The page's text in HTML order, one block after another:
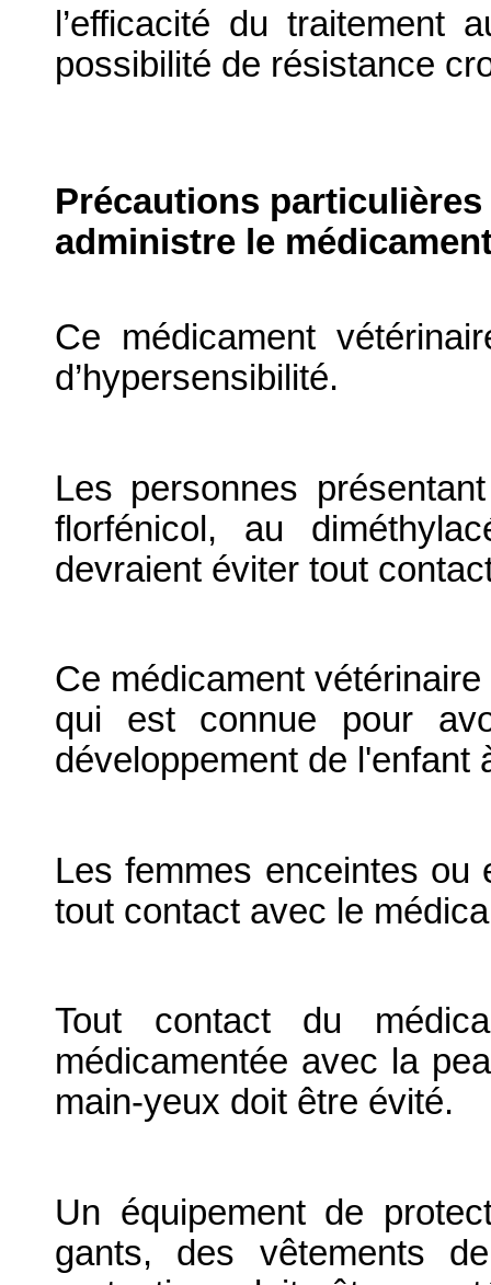
l’efficacité du traitement
possibilité de résistance
Précautions
administre le
Ce médicament
d’hypersensibilité.
Les personnes
florfénicol, au
devraient éviter tout
Ce médicament
qui est connue pour
développement de l'enfant
Les femmes enceintes ou
tout contact avec le
Tout contact du
médicamentée avec la
main-yeux doit être évité.
Un équipement de
gants, des vêtements